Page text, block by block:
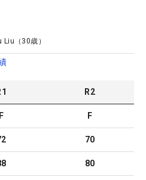
Liu （ 30歳）
1 R2
F F
70
80